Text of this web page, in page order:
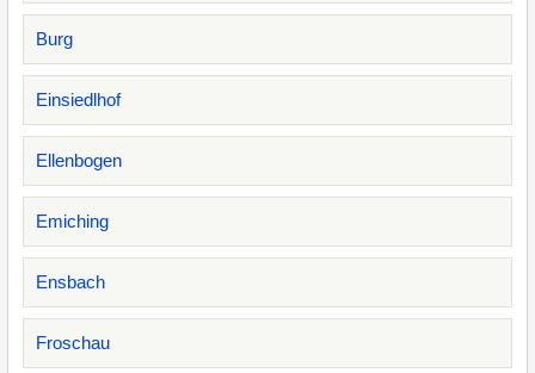
Burg
Einsiedlhof
Ellenbogen
Emiching
Ensbach
Froschau